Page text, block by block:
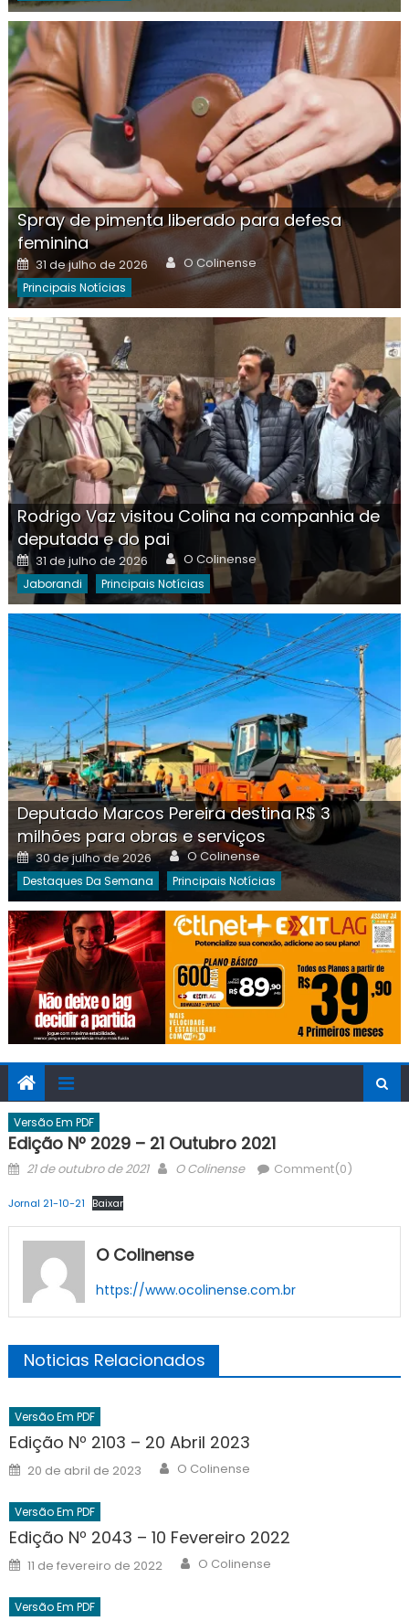
Spray de pimenta liberado para defesa
feminina
Posted
on
31 de julho de 2026 Author
O Colinense
Principais Notícias
Rodrigo Vaz visitou Colina na companhia de
deputada e do pai
Posted
on
31 de julho de 2026 Author
O Colinense
Jaborandi Principais Notícias
Deputado Marcos Pereira destina R$ 3
milhões para obras e serviços
Posted
on
30 de julho de 2026 Author
O Colinense
Destaques Da Semana Principais Notícias
Versão Em PDF
Edição Nº 2029 – 21 Outubro 2021
Posted
21 de outubro de 2021 Author
O Colinense Comment(0)
Jornal 21-10-21 Baixar
O Colinense
https://www.ocolinense.com.br
Noticias Relacionados
Versão Em PDF
Edição Nº 2103 – 20 Abril 2023
Posted
on
20 de abril de 2023 Author
O Colinense
Versão Em PDF
Edição Nº 2043 – 10 Fevereiro 2022
Posted
on
11 de fevereiro de 2022 Author
O Colinense
Versão Em PDF